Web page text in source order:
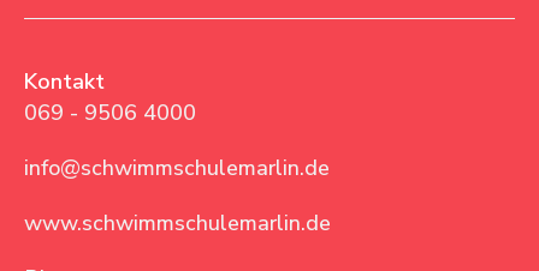
Kontakt
069 - 9506 4000
info@schwimmschulemarlin.de
www.schwimmschulemarlin.de